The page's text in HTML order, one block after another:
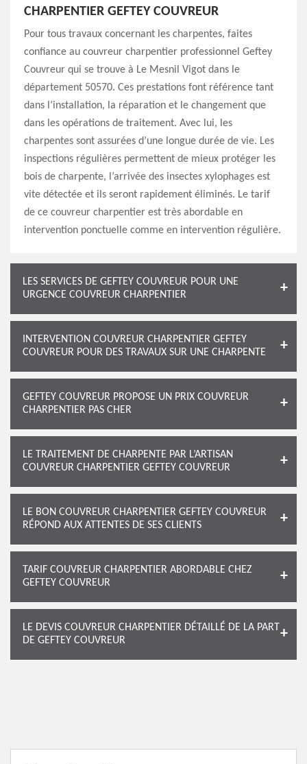
CHARPENTIER GEFTEY COUVREUR
Pour tous travaux concernant les charpentes, faites
confiance au couvreur charpentier professionnel Geftey
Couvreur qui se trouve à Le Mesnil Vigot dans le
département 50570. Ces prestations font référence tant
dans l’installation, la réparation et le changement que
dans les opérations de traitement. Avec lui, les
charpentes sont assurées d’une longue durée de vie. Les
inspections régulières permettent de mieux protéger les
bois de charpente, l’arrivée des insectes xylophages est
vite détectée et ils seront rapidement éliminés. Le tarif
de ce couvreur charpentier est très abordable en
intervention ponctuelle comme en intervention régulière.
LES SERVICES DE GEFTEY COUVREUR POUR UNE
URGENCE COUVREUR CHARPENTIER
INTERVENTION COUVREUR CHARPENTIER GEFTEY
COUVREUR POUR DES TRAVAUX SUR UNE CHARPENTE
GEFTEY COUVREUR PROPOSE UN PRIX COUVREUR
CHARPENTIER PAS CHER
LE TRAITEMENT DE CHARPENTE PAR L’ARTISAN
COUVREUR CHARPENTIER GEFTEY COUVREUR
LE BON COUVREUR CHARPENTIER GEFTEY COUVREUR
RÉPOND AUX ATTENTES DE SES CLIENTS
TARIF COUVREUR CHARPENTIER ABORDABLE CHEZ
GEFTEY COUVREUR
LE DEVIS COUVREUR CHARPENTIER DÉTAILLÉ DE LA PART
DE GEFTEY COUVREUR